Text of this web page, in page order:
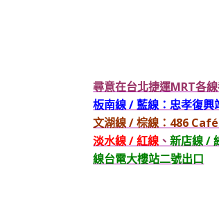
尋意在台北捷運MRT各
板南線 / 藍線：忠孝復興
文湖線 / 棕線：486
淡水線 / 紅線 、新店線 /
線台電大樓站二號出口